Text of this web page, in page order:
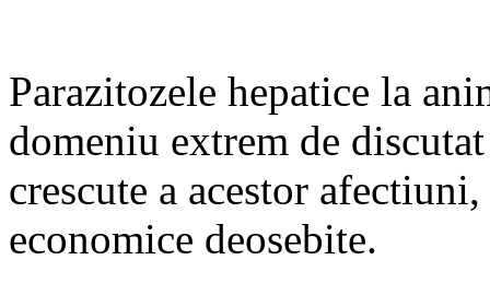
Parazitozele hepatice la
domeniu extrem de
crescute a acestor
economice deosebite.